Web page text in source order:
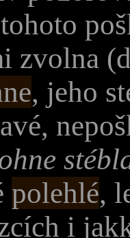
zvolna
, jeho
polehlé,
i